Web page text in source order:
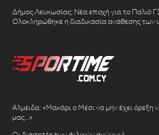
Δήμος Λευκωσίας: Νέα εποχή για το Παλιό
Ολοκληρώθηκε η διαδικασία ανάθεσης των
Αλμέιδα: «Μακάρι ο Μέσι να μην έχει όρεξη
μας…»